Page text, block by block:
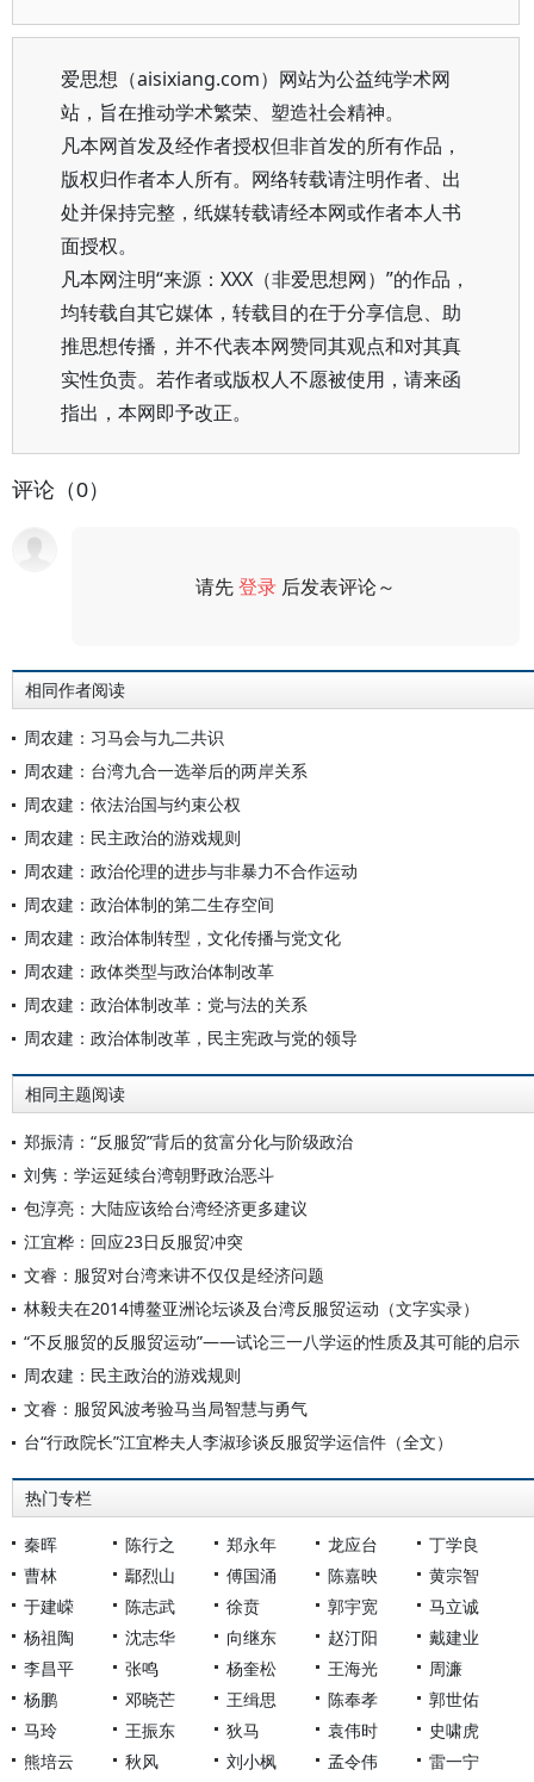
爱思想（aisixiang.com）网站为公益纯学术网
站，旨在推动学术繁荣、塑造社会精神。
凡本网首发及经作者授权但非首发的所有作品，
版权归作者本人所有。网络转载请注明作者、出
处并保持完整，纸媒转载请经本网或作者本人书
面授权。
凡本网注明“来源：XXX（非爱思想网）”的作品，
均转载自其它媒体，转载目的在于分享信息、助
推思想传播，并不代表本网赞同其观点和对其真
实性负责。若作者或版权人不愿被使用，请来函
指出，本网即予改正。
评论（0）
请先登录 后发表评论～
相同作者阅读
周农建：习马会与九二共识
周农建：台湾九合一选举后的两岸关系
周农建：依法治国与约束公权
周农建：民主政治的游戏规则
周农建：政治伦理的进步与非暴力不合作运动
周农建：政治体制的第二生存空间
周农建：政治体制转型，文化传播与党文化
周农建：政体类型与政治体制改革
周农建：政治体制改革：党与法的关系
周农建：政治体制改革，民主宪政与党的领导
相同主题阅读
郑振清：“反服贸”背后的贫富分化与阶级政治
刘隽：学运延续台湾朝野政治恶斗
包淳亮：大陆应该给台湾经济更多建议
江宜桦：回应23日反服贸冲突
文睿：服贸对台湾来讲不仅仅是经济问题
林毅夫在2014博鳌亚洲论坛谈及台湾反服贸运动（文字实录）
“不反服贸的反服贸运动”——试论三一八学运的性质及其可能的启示
周农建：民主政治的游戏规则
文睿：服贸风波考验马当局智慧与勇气
台“行政院长”江宜桦夫人李淑珍谈反服贸学运信件（全文）
热门专栏
秦晖 陈行之 郑永年 龙应台
丁学良
曹林
鄢烈山 傅国涌 陈嘉映
黄宗智
于建嵘
陈志武 徐贲 郭宇宽
马立诚
杨祖陶
沈志华 向继东 赵汀阳
戴建业
李昌平
张鸣 杨奎松 王海光
周濂
杨鹏
邓晓芒 王缉思 陈奉孝
郭世佑
马玲
王振东 狄马 袁伟时
史啸虎
熊培云
秋风 刘小枫 孟令伟
雷一宁